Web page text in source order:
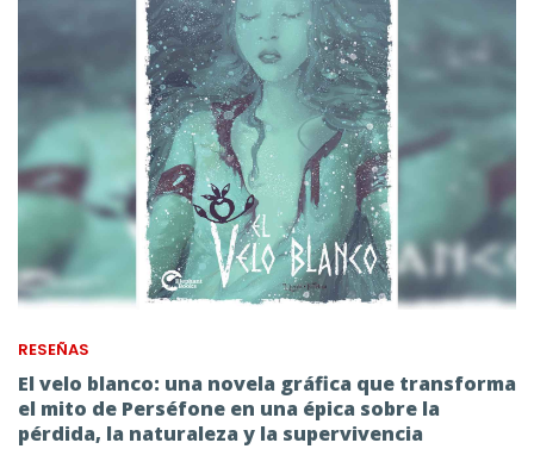
RESEÑAS
El velo blanco: una novela gráfica que transforma
el mito de Perséfone en una épica sobre la
pérdida, la naturaleza y la supervivencia